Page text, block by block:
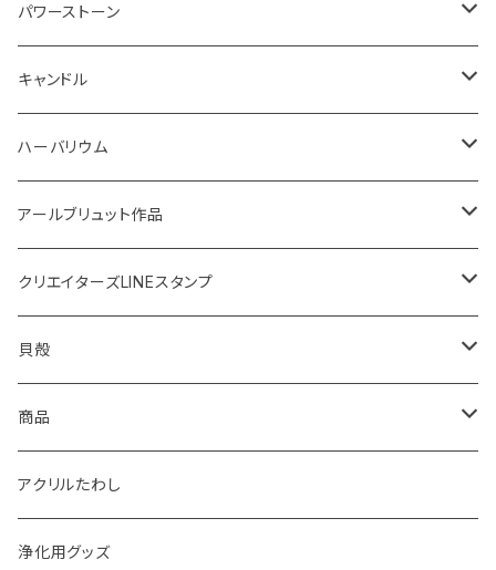
鍋敷き
ボタニカルトレイ
イニシャル
20220614 満月塩
体験教室
ネックレス
フォトフレーム
SONOMONO
ピアス
SONOMONO
パワーストーン
女性用(16cm)
男性用(18cm)
キャンドル
海のスケルトン
ボタニカルキャンドル
貝キャンドル
天然石キャンドル
体験教室
ハーバリウム
高さ12cm
高さ10cm
体験教室
アールブリュット作品
Masatsugu
2022
yumemiru strawberry
HIROMU
稲子
クリエイターズLINEスタンプ
Satomi
yumemiru strawberry
Masatsugu
貝殻
ピアス
商品
紅茶
アクリルたわし
浄化用グッズ